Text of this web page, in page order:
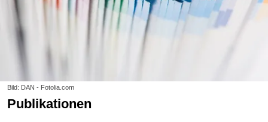
Bild: DAN - Fotolia.com
Publikationen